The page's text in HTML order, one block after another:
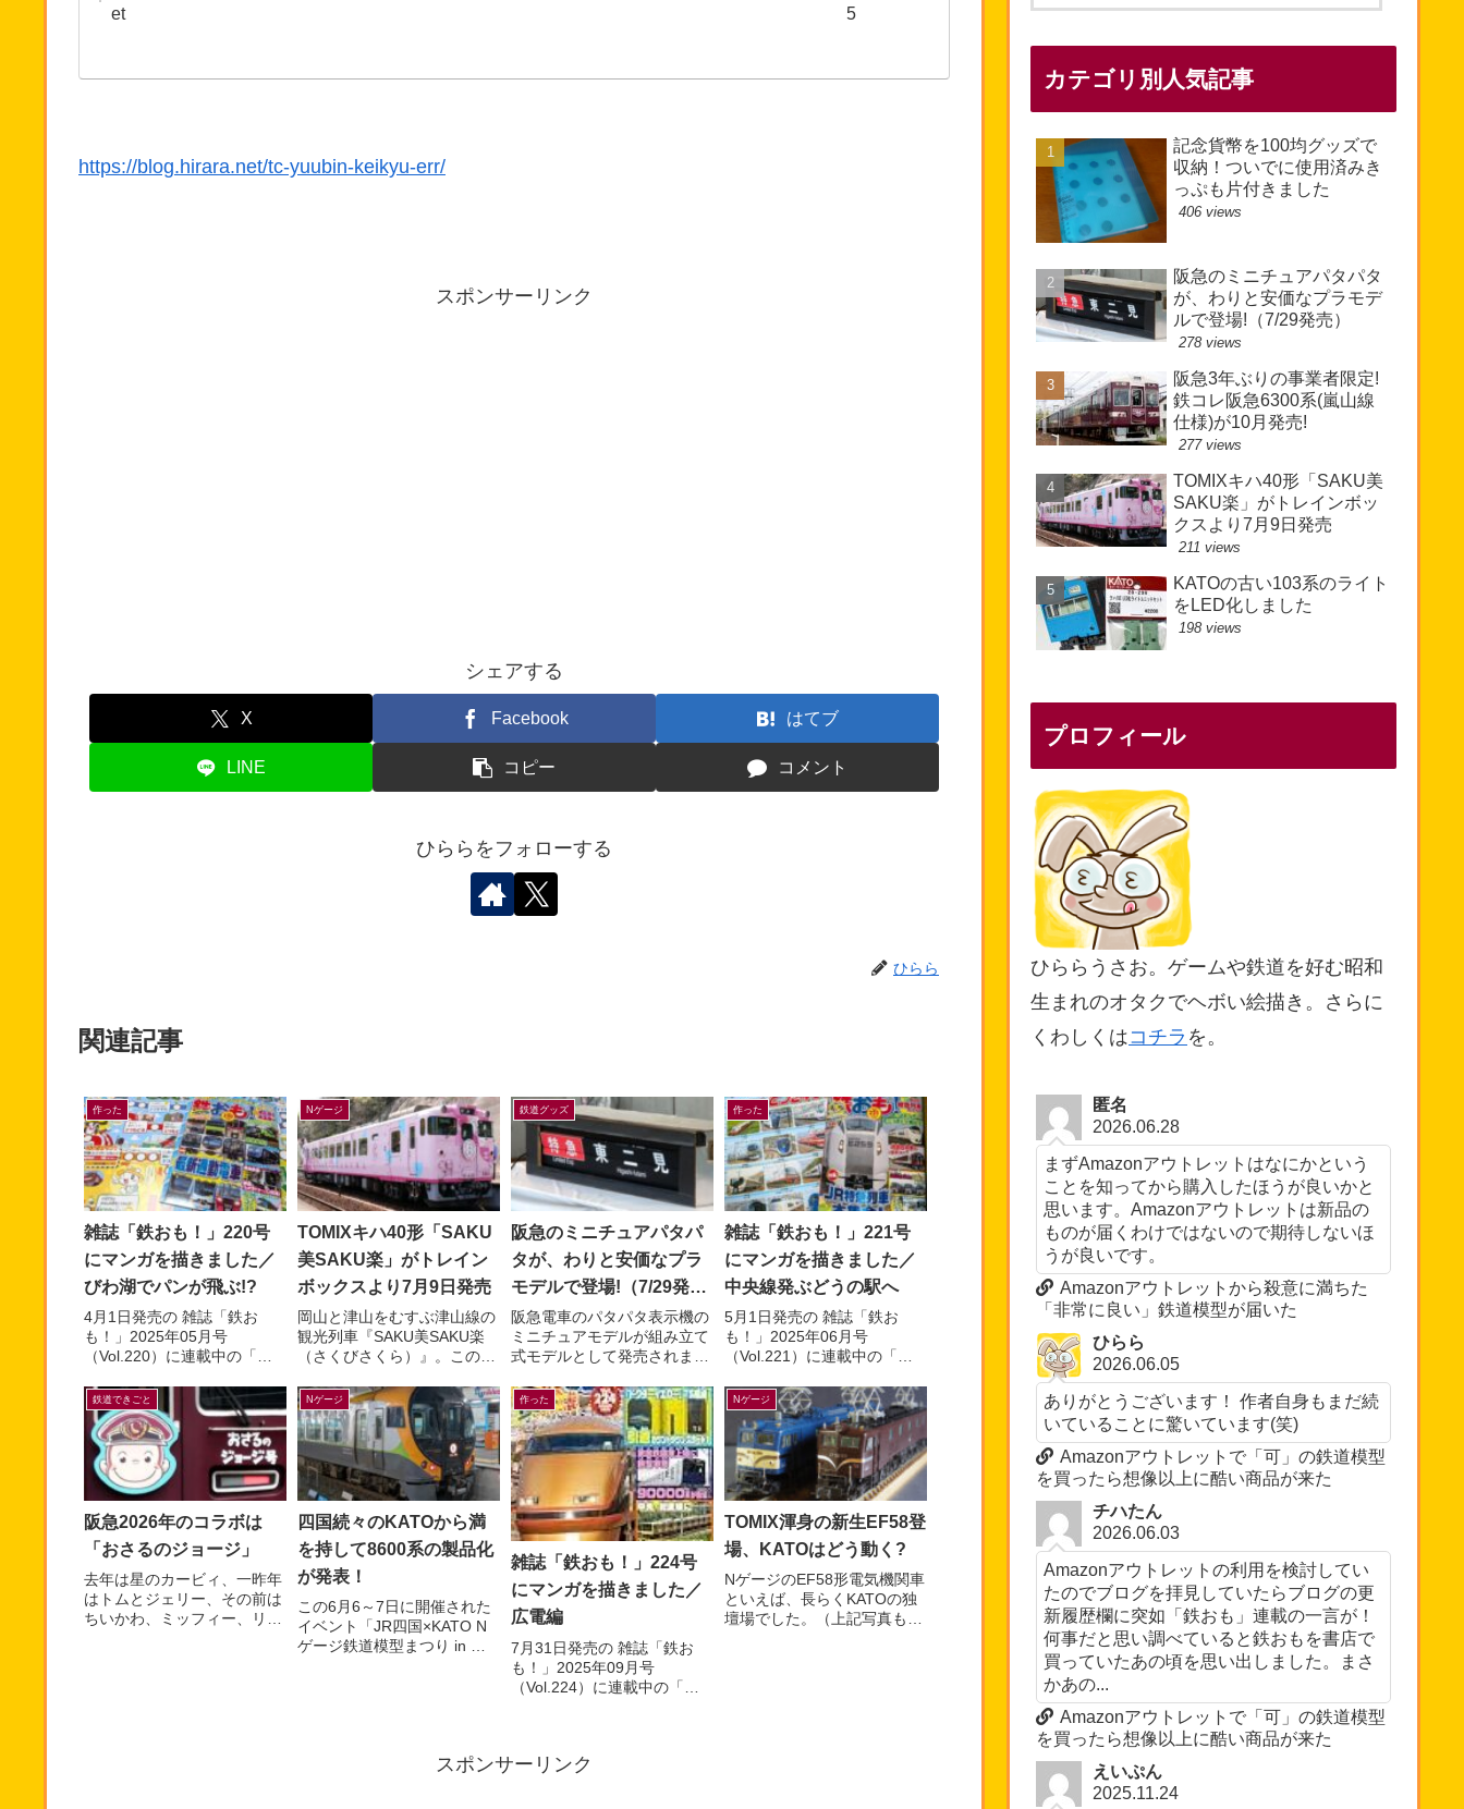
et
5
https://blog.hirara.net/tc-yuubin-keikyu-err/
スポンサーリンク
シェアする
X Facebook はてブ
LINE コピー コメント
ひららをフォローする
ひらら
関連記事
作った
雑誌「鉄おも！」220号
にマンガを描きました／
びわ湖でパンが飛ぶ!?
4月1日発売の 雑誌「鉄お
も！」2025年05月号
（Vol.220）に連載中の「マ
を描きました。今月は「びわ
湖のしっぽでパンが飛ん
だ！...
Nゲージ
TOMIXキハ40形「SAKU
美SAKU楽」がトレイン
ボックスより7月9日発売
岡山と津山をむすぶ津山線の
観光列車『SAKU美SAKU楽
（さくびさくら）』。このN
正午～ トレインボックスにて
限定販売されます...
鉄道グッズ
阪急のミニチュアパタパ
タが、わりと安価なプラ
モデルで登場!（7/29発
売）
阪急電車のパタパタ表示機の
ミニチュアモデルが組み立て
式モデルとして発売されま
発売】ミニチュアパタパタ表
示機が新登場！（HAN...
作った
雑誌「鉄おも！」221号
にマンガを描きました／
中央線発ぶどうの駅へ
5月1日発売の 雑誌「鉄お
も！」2025年06月号
（Vol.221）に連載中の「マ
を描きました。今月は「中央
線発！まいごの快速とぶど
う...
鉄道できごと
阪急2026年のコラボは
「おさるのジョージ」
去年は星のカービィ、一昨年
はトムとジェリー、その前は
ちいかわ、ミッフィー、リラ
Nゲージ
四国続々のKATOから満
を持して8600系の製品化
が発表！
この6月6～7日に開催された
イベント「JR四国×KATO N
ゲージ鉄道模型まつり in 高
作った
雑誌「鉄おも！」224号
にマンガを描きました／
広電編
7月31日発売の 雑誌「鉄お
も！」2025年09月号
（Vol.224）に連載中の「マ
Nゲージ
TOMIX渾身の新生EF58登
場、KATOはどう動く?
NゲージのEF58形電気機関車
といえば、長らくKATOの独
壇場でした。（上記写真も
スポンサーリンク
カテゴリ別人気記事
記念貨幣を100均グッズで
収納！ついでに使用済みき
っぷも片付きました
406 views
阪急のミニチュアパタパタ
が、わりと安価なプラモデ
ルで登場!（7/29発売）
278 views
阪急3年ぶりの事業者限定!
鉄コレ阪急6300系(嵐山線
仕様)が10月発売!
277 views
TOMIXキハ40形「SAKU美
SAKU楽」がトレインボッ
クスより7月9日発売
211 views
KATOの古い103系のライト
をLED化しました
198 views
プロフィール
ひららうさお。ゲームや鉄道を好む昭和
生まれのオタクでヘボい絵描き。さらに
くわしくはコチラ を。
匿名
2026.06.28
まずAmazonアウトレットはなにかという
ことを知ってから購入したほうが良いかと
思います。Amazonアウトレットは新品の
ものが届くわけではないので期待しないほ
うが良いです。
Amazonアウトレットから殺意に満ちた
「非常に良い」鉄道模型が届いた
ひらら
2026.06.05
ありがとうございます！ 作者自身もまだ続
いていることに驚いています(笑)
Amazonアウトレットで「可」の鉄道模型
を買ったら想像以上に酷い商品が来た
チハたん
2026.06.03
Amazonアウトレットの利用を検討してい
たのでブログを拝見していたらブログの更
新履歴欄に突如「鉄おも」連載の一言が！
何事だと思い調べていると鉄おもを書店で
買っていたあの頃を思い出しました。まさ
かあの...
Amazonアウトレットで「可」の鉄道模型
を買ったら想像以上に酷い商品が来た
えいぷん
2025.11.24